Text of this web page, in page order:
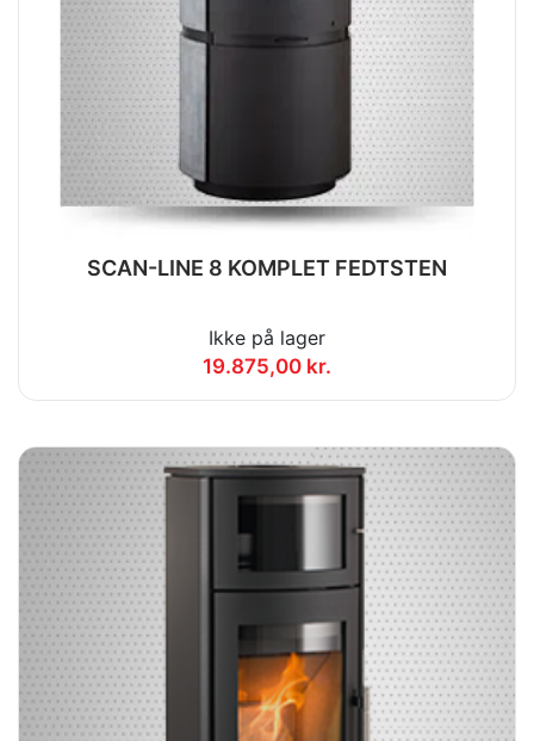
SCAN-LINE 8 KOMPLET FEDTSTEN
Ikke på lager
19.875,00 kr.